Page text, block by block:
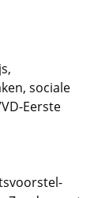
sociale
Eerste